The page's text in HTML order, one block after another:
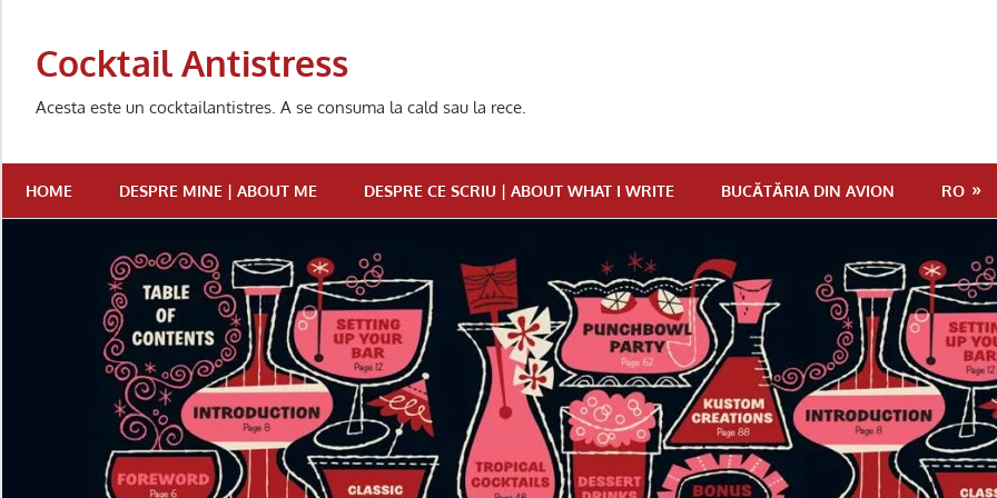
contentCocktail Antistress
Acesta este un cocktailantistres. A se consuma la cald sau la rece.
HOME DESPRE MINE | ABOUT ME DESPRE CE SCRIU | ABOUT WHAT I WRITE BUCĂTĂRIA DIN AVION RO